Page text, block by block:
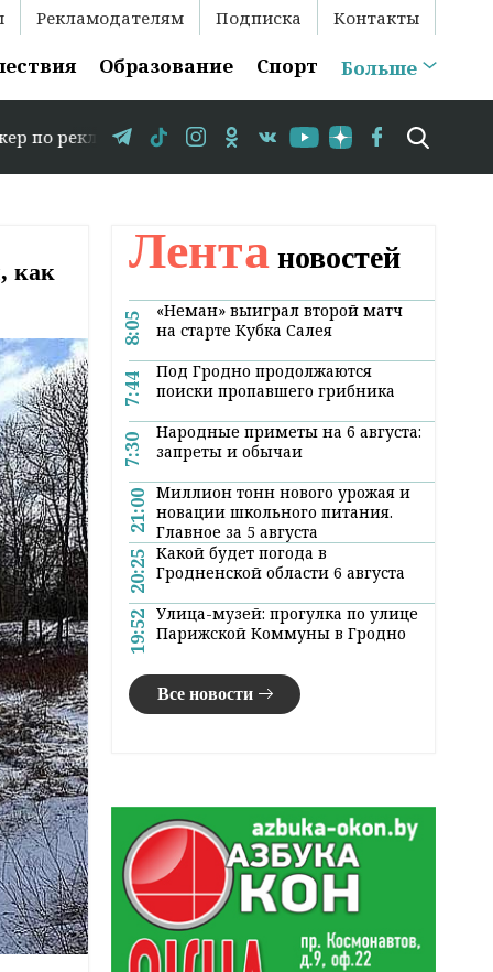
Рекламодателям Подписка Контакты
Образование Спорт Больше
+375 29 583-35-86 // 15 августа в Свислочи
как
Лента новостей
8:05
«Неман» выиграл второй матч
на старте Кубка Салея
7:44
Под Гродно продолжаются
поиски пропавшего грибника
7:30
Народные приметы на 6 августа:
запреты и обычаи
21:00 Миллион тонн нового урожая и
новации школьного питания.
Главное за 5 августа
20:25 Какой будет погода в
Гродненской области 6 августа
19:52 Улица-музей: прогулка по улице
Парижской Коммуны в Гродно
Все новости